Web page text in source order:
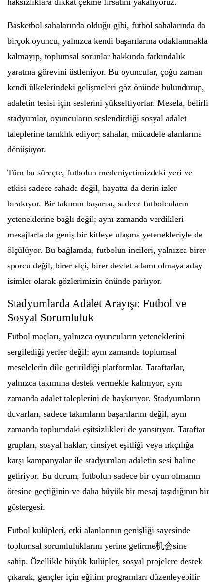
haksızlıklara dikkat çekme fırsatını yakalıyoruz.
Basketbol sahalarında olduğu gibi, futbol sahalarında da
birçok oyuncu, yalnızca kendi başarılarına odaklanmakla
kalmayıp, toplumsal sorunlar hakkında farkındalık
yaratma görevini üstleniyor. Bu oyuncular, çoğu zaman
kendi ülkelerindeki gelişmeleri göz önünde bulundurup,
adaletin tesisi için seslerini yükseltiyorlar. Mesela, belirli
stadyumlar, oyuncuların seslendirdiği sosyal adalet
taleplerine tanıklık ediyor; sahalar, mücadele alanlarına
dönüşüyor.
Tüm bu süreçte, futbolun medeniyetimizdeki yeri ve
etkisi sadece sahada değil, hayatta da derin izler
bırakıyor. Bir takımın başarısı, sadece futbolcuların
yeteneklerine bağlı değil; aynı zamanda verdikleri
mesajlarla da geniş bir kitleye ulaşma yetenekleriyle de
ölçülüyor. Bu bağlamda, futbolun incileri, yalnızca birer
sporcu değil, birer elçi, birer devlet adamı olmaya aday
isimler olarak gözlerimizin önünde parlıyor.
Stadyumlarda Adalet Arayışı: Futbol ve
Sosyal Sorumluluk
Futbol maçları, yalnızca oyuncuların yeteneklerini
sergilediği yerler değil; aynı zamanda toplumsal
meselelerin dile getirildiği platformlar. Taraftarlar,
yalnızca takımına destek vermekle kalmıyor, aynı
zamanda adalet taleplerini de haykırıyor. Stadyumların
duvarları, sadece takımların başarılarını değil, aynı
zamanda toplumdaki eşitsizlikleri de yansıtıyor. Taraftar
grupları, sosyal haklar, cinsiyet eşitliği veya ırkçılığa
karşı kampanyalar ile stadyumları adaletin sesi haline
getiriyor. Bu durum, futbolun sadece bir oyun olmanın
ötesine geçtiğinin ve daha büyük bir mesaj taşıdığının bir
göstergesi.
Futbol kulüpleri, etki alanlarının genişliği sayesinde
toplumsal sorumluluklarını yerine getirme机会sine
sahip. Özellikle büyük kulüpler, sosyal projelere destek
çıkarak, gençler için eğitim programları düzenleyebilir